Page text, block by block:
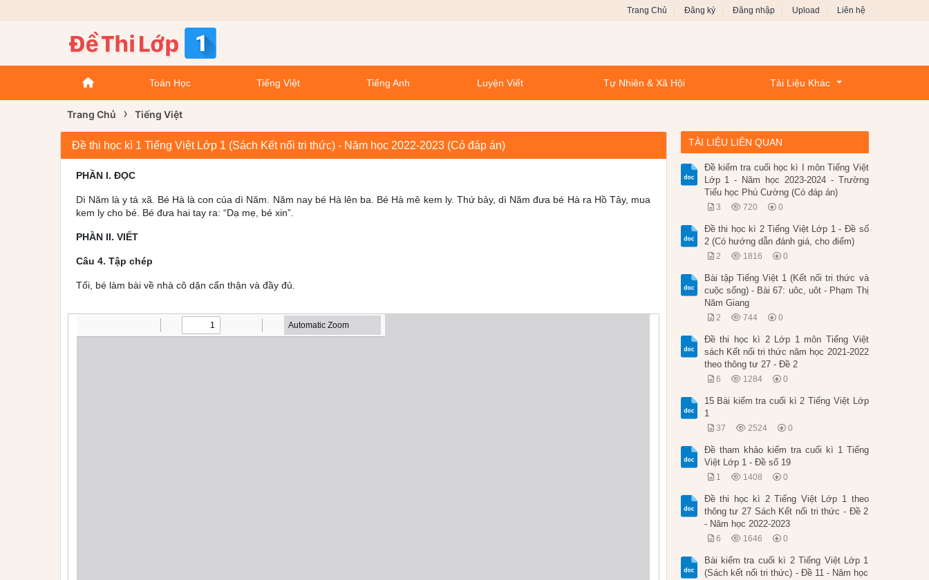
Trang Chủ Đăng ký Đăng nhập Upload Liên hệ
Toán Học Tiếng Việt Tiếng Anh Luyện Viết Tự Nhiên & Xã Hội Tài Liệu Khác
Trang Chủ › Tiếng Việt
Đề thi học kì 1 Tiếng Việt Lớp 1 (Sách Kết nối tri thức) - Năm học 2022-2023 (Có đáp án)
PHẦN I. ĐỌC
Dì Năm là y tá xã. Bé Hà là con của dì Năm. Năm nay bé Hà lên ba. Bé Hà mê kem ly. Thứ bảy, dì Năm đưa bé Hà ra Hồ Tây, mua
kem ly cho bé. Bé đưa hai tay ra: “Dạ mẹ, bé xin”.
PHẦN II. VIẾT
Câu 4. Tập chép
Tối, bé làm bài về nhà cô dặn cẩn thận và đầy đủ.
TÀI LIỆU LIÊN QUAN
Đề kiểm tra cuối học kì I môn Tiếng Việt
Lớp 1 - Năm học 2023-2024 - Trường
Tiểu học Phú Cường (Có đáp án)
3 720 0
Đề thi học kì 2 Tiếng Việt Lớp 1 - Đề số
2 (Có hướng dẫn đánh giá, cho điểm)
2 1816 0
Bài tập Tiếng Việt 1 (Kết nối tri thức và
cuộc sống) - Bài 67: uôc, uôt - Phạm Thị
Năm Giang
2 744 0
Đề thi học kì 2 Lớp 1 môn Tiếng Việt
sách Kết nối tri thức năm học 2021-2022
theo thông tư 27 - Đề 2
6 1284 0
15 Bài kiểm tra cuối kì 2 Tiếng Việt Lớp
1
37 2524 0
Đề tham khảo kiểm tra cuối kì 1 Tiếng
Việt Lớp 1 - Đề số 19
1 1408 0
Đề thi học kì 2 Tiếng Việt Lớp 1 theo
thông tư 27 Sách Kết nối tri thức - Đề 2
- Năm học 2022-2023
6 1646 0
Bài kiểm tra cuối kì 2 Tiếng Việt Lớp 1
(Sách kết nối tri thức) - Đề 11 - Năm học